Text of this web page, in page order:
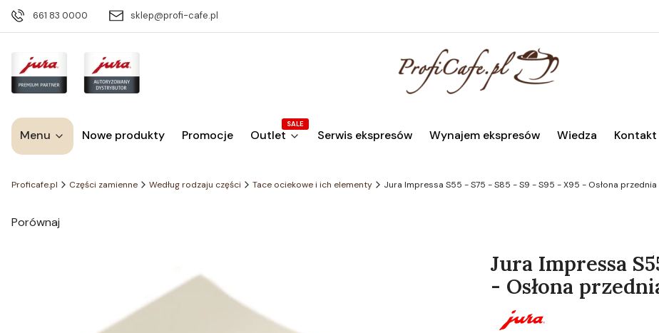
661 83 0000 sklep@profi-cafe.pl
Menu Nowe produkty Promocje Outlet
SALE
Serwis ekspresów Wynajem ekspresów Wiedza Kontakt
Proficafe.pl Części zamienne Według rodzaju części Tace ociekowe i ich elementy Jura Impressa S55 - S75 - S85 - S9 - S95 - X95 - Osłona
Porównaj
Jura Impressa
- Osłona